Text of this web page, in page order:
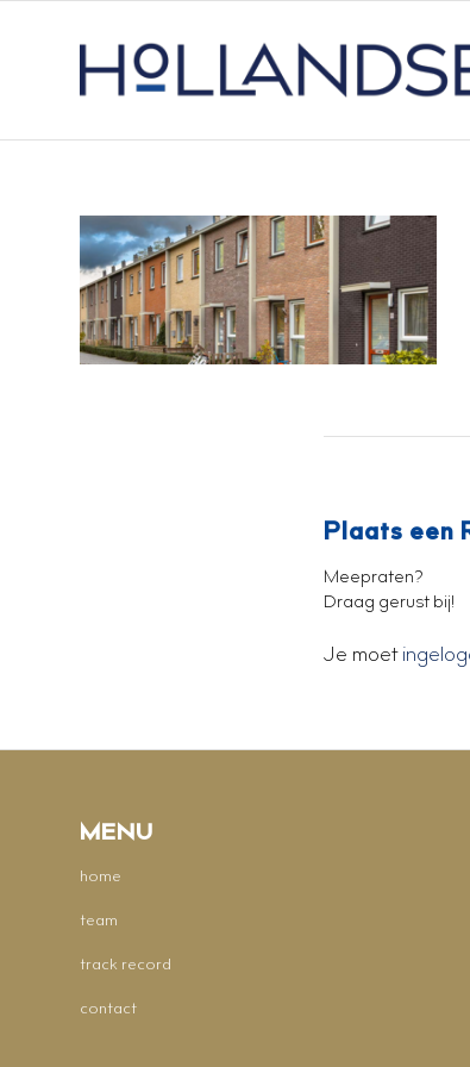
Plaats een
Meepraten?
Draag gerust bij!
Je moet
MENU
home
team
track record
contact